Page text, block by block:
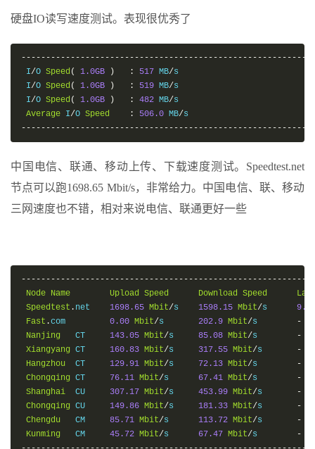
硬盘IO读写速度测试。表现很优秀了
I/O Speed ( 1.0GB ) : 517 MB/s
I/O Speed ( 1.0GB ) : 519 MB/s
I/O Speed ( 1.0GB ) : 482 MB/s
Average I/O Speed : 506.0 MB/
中国电信、联通、移动上传、下载速度测试。Speedtest.net
节点可以跑1698.65 Mbit/s，非常给力。中国电信、联、移动
三网速度也不错，相对来说电信、联通更好一些
Node Name Upload Speed Download Speed
Speedtest . net 1698.65 Mbit/s 1598.15 Mbit/s
Fast .com 0.00 Mbit/s 202.9 Mbit/s
-
Nanjing
   CT
143.05 Mbit/s 85.08 Mbit/s
-
Xiangyang CT 160.83 Mbit/s 317.55 Mbit/s
-
Hangzhou
  CT
129.91 Mbit/s 72.13 Mbit/s
-
Chongqing CT 76.11 Mbit/s 67.41 Mbit/s
-
Shanghai
  CU
307.17 Mbit/s 453.99 Mbit/s
-
Chongqing CU 149.86 Mbit/s 181.33 Mbit/s
-
Chengdu
   CM
85.71 Mbit/s 113.72 Mbit/s
-
Kunming
   CM
45.72 Mbit/s 67.47 Mbit/s
-